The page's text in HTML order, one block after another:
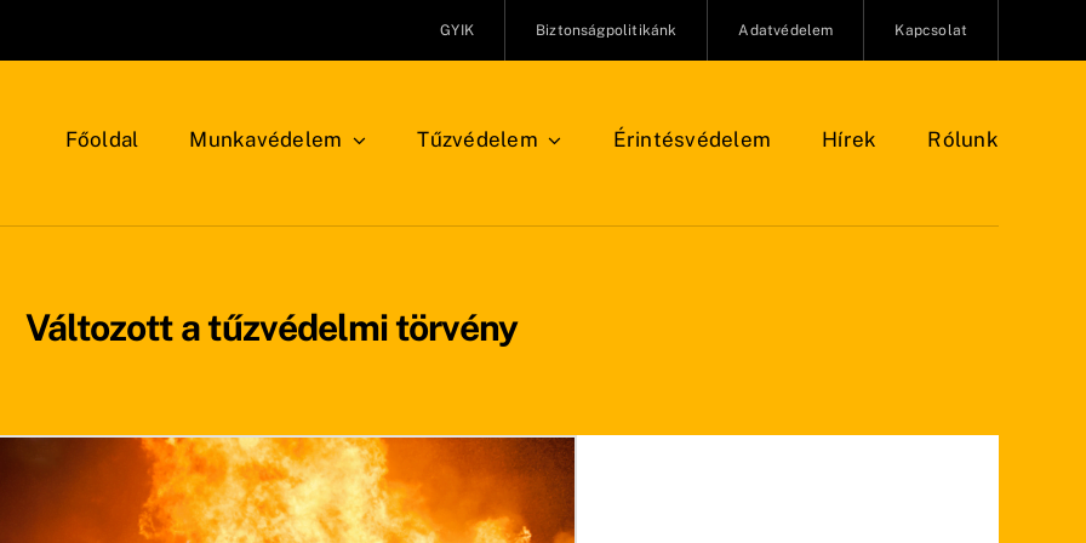
GYIK Biztonságpolitikánk Adatvédelem Kapcsolat
Főoldal Munkavédelem Tűzvédelem Érintésvédelem Hírek Rólunk
Változott a tűzvédelmi törvény